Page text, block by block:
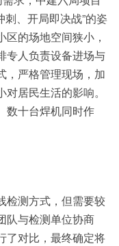
、开局即决战”的姿
的场地空间狭小，
专人负责设备进场与
，严格管理现场，加
居民生活的影响。
数十台焊机同时作
检测方式，但需要较
队与检测单位协商
了对比，最终确定将